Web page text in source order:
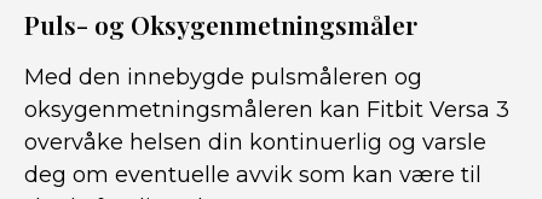
Puls- og Oksygenmetningsmåler
Med den innebygde pulsmåleren og
oksygenmetningsmåleren kan Fitbit Versa 3
overvåke helsen din kontinuerlig og varsle
deg om eventuelle avvik som kan være til